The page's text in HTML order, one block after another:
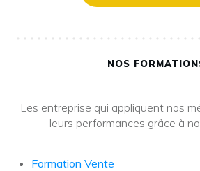
NOS
Les entreprise qui appliquent nos
leurs performances grâce à
Formation Vente